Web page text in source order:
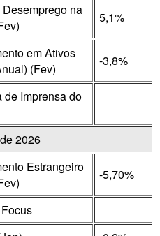
Desemprego na
5,1%
em Ativos
(Fev)
-3,8%
de Imprensa do
2026
Estrangeiro
-5,70%